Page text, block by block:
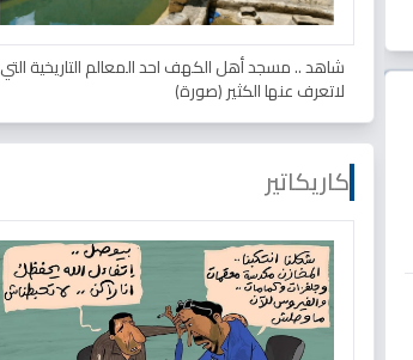
شاهد .. مسجد أهل الكهف احد المعالم التاريخية التي
لاتعرف عنها الكثير (صورة)
كاريكاتير